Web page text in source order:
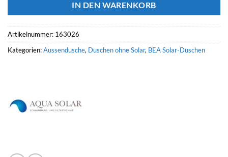
IN DEN WARENKORB
Artikelnummer: 163026
Kategorien:Aussendusche, Duschen ohne Solar, BEA Solar-Duschen